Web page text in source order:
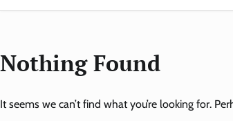
Nothing Found
It seems we can’t find what you’re looking for.